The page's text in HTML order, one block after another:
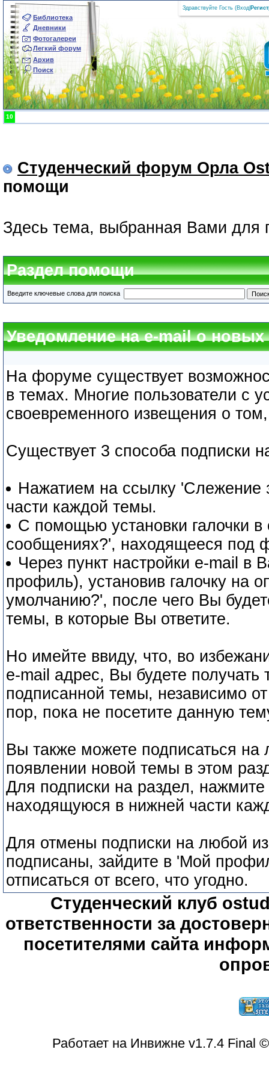
Библиотека
Дневники
Фотогалереи
Легкий форум
Архив
Поиск
Здравствуйте Гость (Вход
10
Студенческий форум Орла
помощи
Здесь тема, выбранная Вами для
Раздел помощи
Введите ключевые слова для поиска
Уведомление на e-mail о
На форуме существует
в темах. Многие пользователи с
своевременного извещения о
Существует 3 способа подписки
Нажатием на ссылку 'Слежение
части каждой темы.
С помощью установки галочки
сообщениях?', находящееся под
Через пункт настройки e-mail
профиль), установив галочку на
умолчанию?', после чего Вы
темы, в которые Вы ответите.
Но имейте ввиду, что, во
e-mail адрес, Вы будете
подписанной темы, независимо
пор, пока не посетите данную
Вы также можете подписаться
появлении новой темы в этом
Для подписки на раздел,
находящуюся в нижней части
Для отмены подписки на любой
подписаны, зайдите в 'Мой
отписаться от всего, что угодно.
Студенческий клуб
ответственности за
посетителями сайта
Работает на Инвижне v1.7.4 Final